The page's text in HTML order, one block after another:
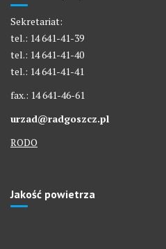
Sekretariat:
tel.: 14 641-41-39
tel.: 14 641-41-40
tel.: 14 641-41-41
fax.: 14 641-46-61
urzad@radgoszcz.pl
RODO
Jakość powietrza